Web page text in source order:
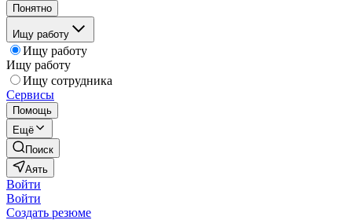
Понятно
Ищу работу
Ищу работу
Ищу работу
Ищу сотрудника
Сервисы
Помощь
Ещё
Поиск
Аять
Войти
Войти
Создать резюме